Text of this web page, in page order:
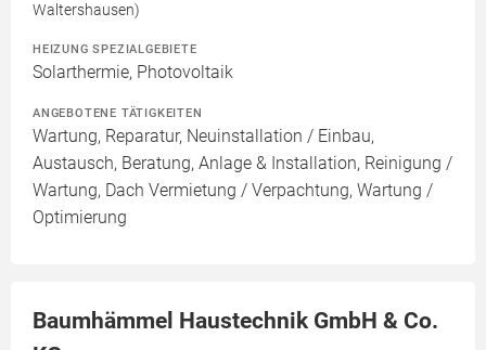
Waltershausen)
HEIZUNG SPEZIALGEBIETE
Solarthermie, Photovoltaik
ANGEBOTENE TÄTIGKEITEN
Wartung, Reparatur, Neuinstallation / Einbau,
Austausch, Beratung, Anlage & Installation, Reinigung /
Wartung, Dach Vermietung / Verpachtung, Wartung /
Optimierung
Baumhämmel Haustechnik GmbH & Co.